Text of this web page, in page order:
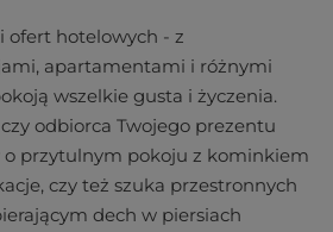
ofert hotelowych - z
apartamentami i różnymi
wszelkie gusta i życzenia.
odbiorca Twojego prezentu
o przytulnym pokoju z kominkiem
czy też szuka przestronnych
dech w piersiach